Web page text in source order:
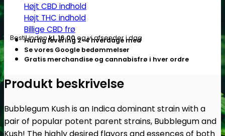
Højt CBD indhold
Højt THC indhold
Billige CBD frø
Bestil indenkl. 16.00og vi afsender i dag
Hurtig levering 2-4 hverdage med
Se vores Google bedømmelser
Gratis merchandise og cannabisfrø i hver ordre
Produkt beskrivelse
Bubblegum Kush is an Indica dominant strain with a
pair of popular potent parent strains, Bubblegum and
Kush! The highly desired flavors and essences of both